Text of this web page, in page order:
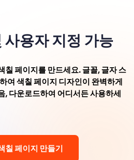
사용자 지정 가능
칠 페이지를 만드세요. 글꼴, 글자 스
여 색칠 페이지 디자인이 완벽하게
, 다운로드하여 어디서든 사용하세
칠 페이지 만들기